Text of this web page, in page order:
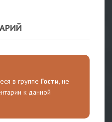
в группе Гости, не
к данной